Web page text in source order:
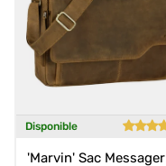
Disponible
'Marvin' Sac Messager